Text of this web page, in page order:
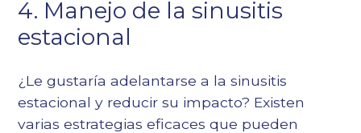
4. Manejo de la sinusitis
estacional
¿Le gustaría adelantarse a la sinusitis
estacional y reducir su impacto? Existen
varias estrategias eficaces que pueden